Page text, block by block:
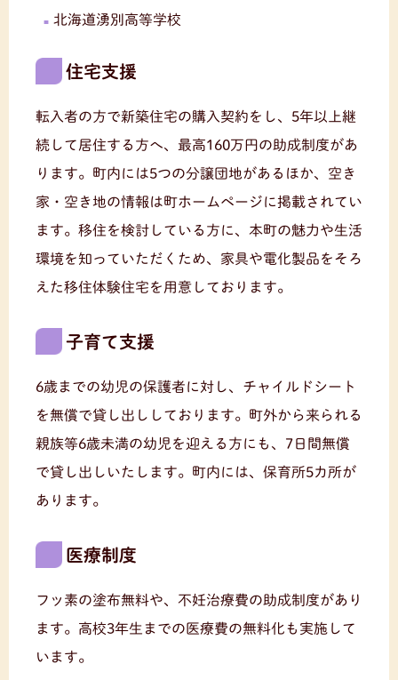
北海道湧別高等学校
住宅支援
転入者の方で新築住宅の購入契約をし、5年以上継
続して居住する方へ、最高160万円の助成制度があ
ります。町内には5つの分譲団地があるほか、空き
家・空き地の情報は町ホームページに掲載されてい
ます。移住を検討している方に、本町の魅力や生活
環境を知っていただくため、家具や電化製品をそろ
えた移住体験住宅を用意しております。
子育て支援
6歳までの幼児の保護者に対し、チャイルドシート
を無償で貸し出ししております。町外から来られる
親族等6歳未満の幼児を迎える方にも、7日間無償
で貸し出しいたします。町内には、保育所5カ所が
あります。
医療制度
フッ素の塗布無料や、不妊治療費の助成制度があり
ます。高校3年生までの医療費の無料化も実施して
います。